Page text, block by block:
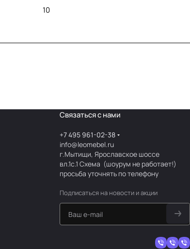
10
Связаться с нами
+7 495 961-02-38
info@leomebel.ru
г.Мытищи, Ярославское шоссе
вл.1с.1Схема (шоурум не работает!)
просьба уточнять по телефону
Подписаться на новости и акции